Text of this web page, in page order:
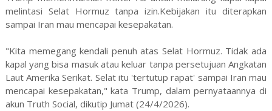
melintasi Selat Hormuz tanpa izin.Kebijakan itu diterapkan
sampai Iran mau mencapai kesepakatan.
"Kita memegang kendali penuh atas Selat Hormuz. Tidak ada
kapal yang bisa masuk atau keluar tanpa persetujuan Angkatan
Laut Amerika Serikat. Selat itu 'tertutup rapat' sampai Iran mau
mencapai kesepakatan," kata Trump, dalam pernyataannya di
akun Truth Social, dikutip Jumat (24/4/2026).